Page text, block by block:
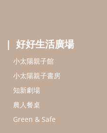
好好生活廣場
小太陽親子館
小太陽親子書房
知新劇場
農人餐桌
Green & Safe